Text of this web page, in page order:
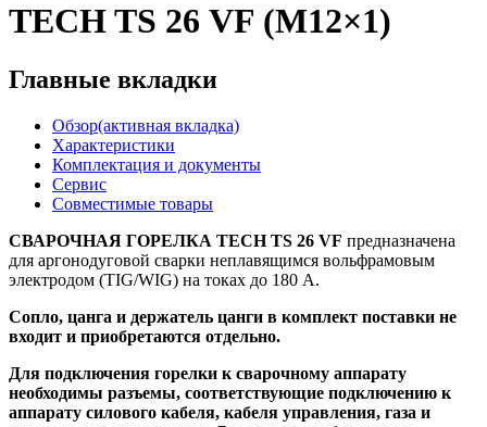
TECH TS 26 VF (M12×1)
Главные вкладки
Обзор(активная вкладка)
Характеристики
Комплектация и документы
Сервис
Совместимые товары
СВАРОЧНАЯ ГОРЕЛКА TECH TS 26 VF предназначена
для аргонодуговой сварки неплавящимся вольфрамовым
электродом (TIG/WIG) на токах до 180 А.
Сопло, цанга и держатель цанги в комплект поставки не
входит и приобретаются отдельно.
Для подключения горелки к сварочному аппарату
необходимы разъемы, соответствующие подключению к
аппарату силового кабеля, кабеля управления, газа и